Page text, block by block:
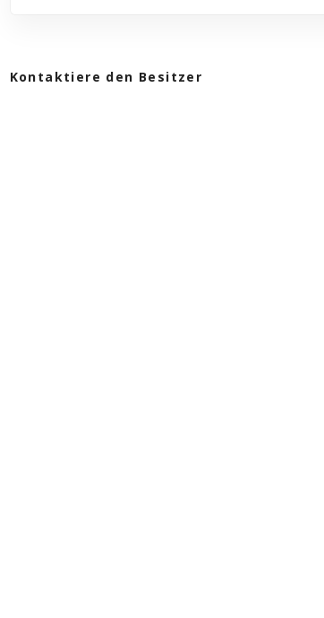
Kontaktiere den Besitzer